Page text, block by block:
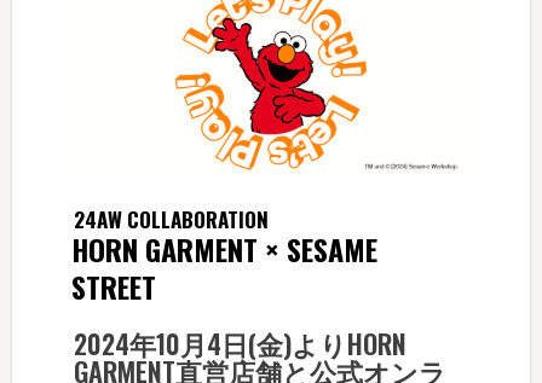
24AW COLLABORATION
HORN GARMENT × SESAME
STREET
2024年10月4日(金)よりHORN
GARMENT直営店舗と公式オンラ